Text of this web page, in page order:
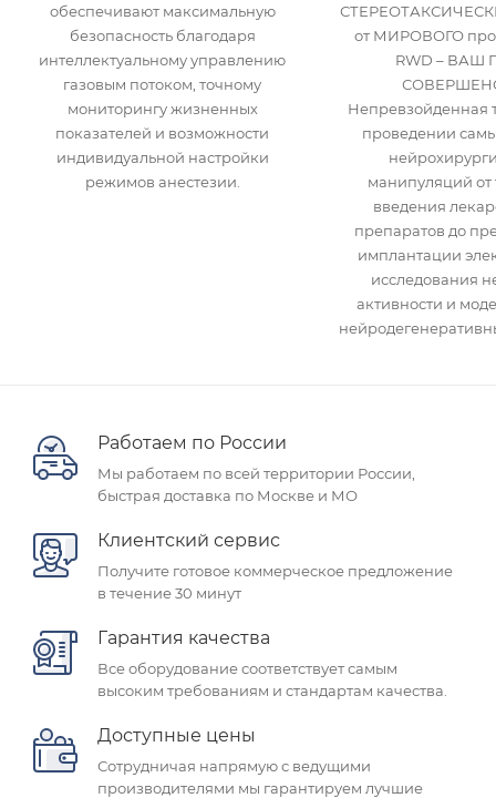
обеспечивают максимальную
безопасность благодаря
интеллектуальному управлению
газовым потоком, точному
мониторингу жизненных
показателей и возможности
индивидуальной настройки
режимов анестезии.
от МИРОВОГО
RWD – ВАШ
Непревзойденная
проведении
манипуляций от
введения
препаратов до
имплантации
исследования
активности и
Работаем по России
Мы работаем по всей территории России,
быстрая доставка по Москве и МО
Клиентский сервис
Получите готовое коммерческое предложение
в течение 30 минут
Гарантия качества
Все оборудование соответствует самым
высоким требованиям и стандартам качества.
Доступные цены
Сотрудничая напрямую с ведущими
производителями мы гарантируем лучшие